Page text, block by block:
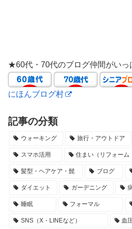
★60代・70代のブログ仲間がいっ
にほんブログ村
記事の分類
ウォーキング 旅行・アウトドア
スマホ活用 住まい（リフォーム
髪型・ヘアケア・髭 ブログ
ダイエット ガーデニング
睡眠 フォーマル
SNS（X・LINEなど） 血